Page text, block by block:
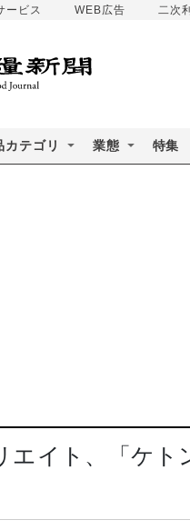
ービス WEB広告 二次
カテゴリ 業態 特集
エイト、「ケト